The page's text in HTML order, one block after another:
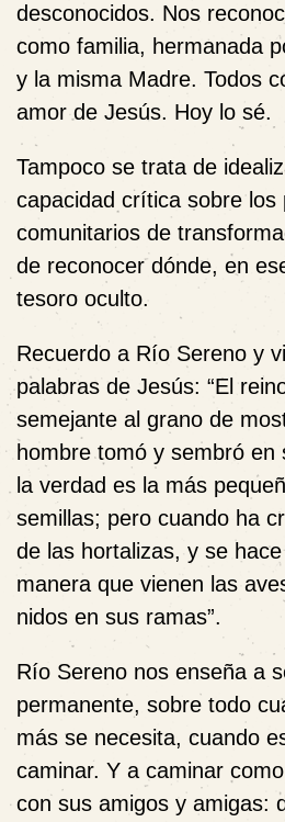
desconocidos. Nos
como familia, hermanada
y la misma Madre. Todos
amor de Jesús. Hoy lo sé.
Tampoco se trata de
capacidad crítica sobre los
comunitarios de
de reconocer dónde, en
tesoro oculto.
Recuerdo a Río Sereno y
palabras de Jesús: “El
semejante al grano de
hombre tomó y sembró en
la verdad es la más
semillas; pero cuando ha
de las hortalizas, y se
manera que vienen las
nidos en sus ramas”.
Río Sereno nos enseña a
permanente, sobre todo
más se necesita, cuando
caminar. Y a caminar
con sus amigos y amigas: